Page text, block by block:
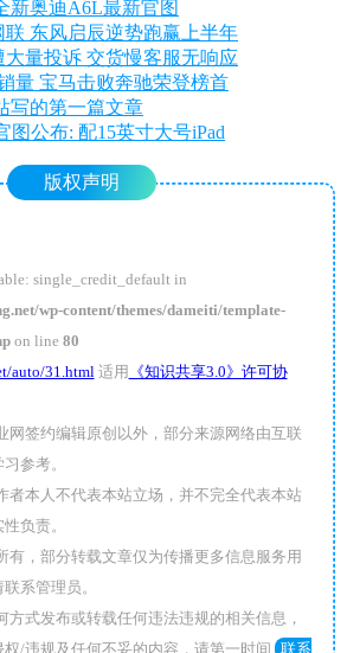
新奥迪A6L最新官图
东风启辰逆势跑赢上半年
量投诉 交货慢客服无响应
量 宝马击败奔驰荣登榜首
写的第一篇文章
图公布: 配15英寸大号iPad
版权声明
single_credit_default in
wp-content/themes/dameiti/template-
on line 80
auto/31.html适用 《知识共享3.0》许可协
网签约编辑原创以外，部分来源网络由互联
参考。
者本人不代表本站立场，并不完全代表本站
负责。
有，部分转载文章仅为传播更多信息服务用
系管理员。
式发布或转载任何违法违规的相关信息，
/违规及任何不妥的内容，请第一时间 联系